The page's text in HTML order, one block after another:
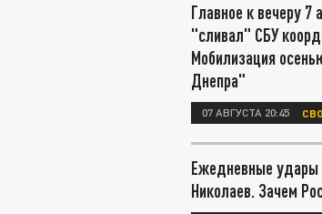
Главное к вечеру 7
"сливал" СБУ
Мобилизация
Днепра"
07 АВГУСТА 20:45 СВО
Ежедневные удары
Николаев. Зачем